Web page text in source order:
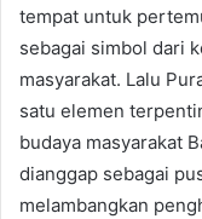
tempat untuk
sebagai simbol dari
masyarakat. Lalu
satu elemen
budaya masyarakat
dianggap sebagai
melambangkan